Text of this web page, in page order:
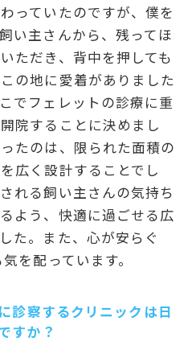
っていたのですが、僕を
い主さんから、残ってほ
ただき、背中を押しても
の地に愛着がありました
でフェレットの診療に重
院することに決めまし
たのは、限られた面積の
広く設計することでし
れる飼い主さんの気持ち
よう、快適に過ごせる広
た。また、心が安らぐ
を配っています。
診察するクリニックは日
すか？